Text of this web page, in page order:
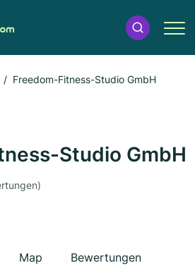
Freedom-Fitness-Studio GmbH
Studio GmbH
Map Bewertungen